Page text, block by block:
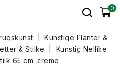
0
Kunstige Planter &
& Stilke
Kunstig Nellike
65 cm. creme